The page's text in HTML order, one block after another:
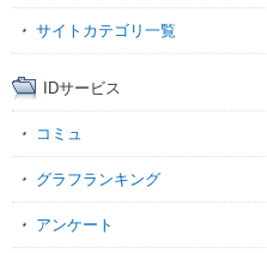
サイトカテゴリ一覧
IDサービス
コミュ
グラフランキング
アンケート